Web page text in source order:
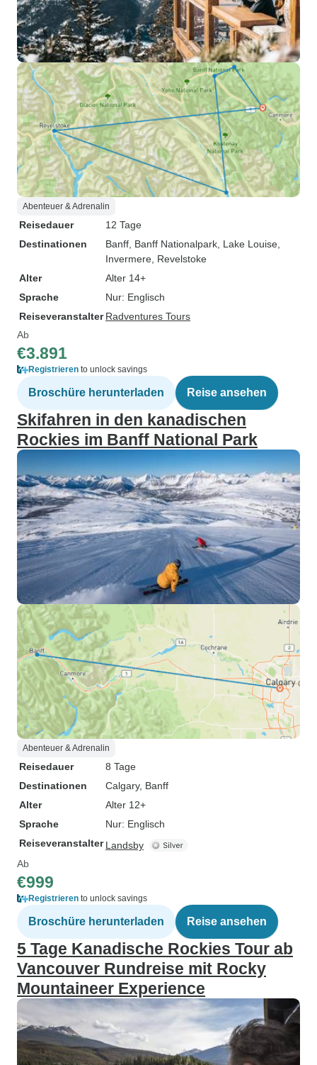
Abenteuer & Adrenalin
Reisedauer
12 Tage
Destinationen
Banff , Banff Nationalpark , Lake Louise
Invermere , Revelstoke
Alter
Alter 14+
Sprache
Nur: Englisch
Reiseveranstalter Radventures Tours
Ab
€3.891
Registrieren to unlock savings
Broschüre herunterladen Reise ansehen
Skifahren in den kanadischen
Rockies im Banff National Park
Abenteuer & Adrenalin
Reisedauer
8 Tage
Destinationen
Calgary, Banff
Alter
Alter 12+
Sprache
Nur: Englisch
Reiseveranstalter Landsby
Ab
€999
Registrieren to unlock savings
Broschüre herunterladen Reise ansehen
5 Tage Kanadische Rockies Tour ab
Vancouver Rundreise mit Rocky
Mountaineer Experience